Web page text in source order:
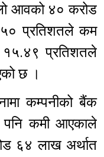
आवको ४० करोड
प्रतिशतले कम
१५.४९ प्रतिशतले
छ ।
कम्पनीको बैंक
पनि कमी आएकाले
६४ लाख अर्थात